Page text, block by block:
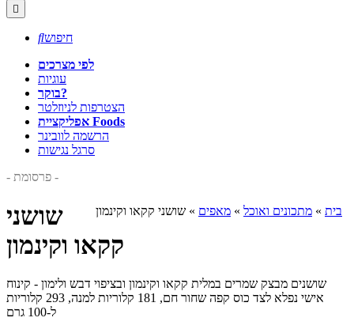

חיפוש
לפי מצרכים
עוגיות
בוקר?
הצטרפות לניוזלטר
אפליקציית Foods
הרשמה לוובינר
סרגל נגישות
- פרסומת -
בית » מתכונים ואוכל » מאפים » שושני קקאו וקינמון
שושני
קקאו וקינמון
שושנים מבצק שמרים במלית קקאו וקינמון ובציפוי דבש ולימון - קינוח
אישי נפלא לצד כוס קפה שחור חם, 181 קלוריות למנה, 293 קלוריות
ל-100 גרם